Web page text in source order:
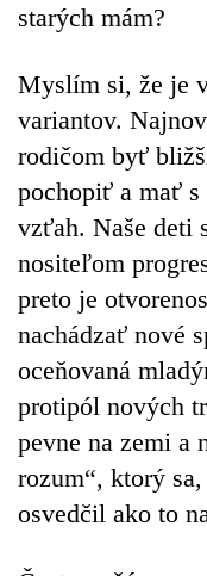
starých mám?
Myslím si, že je
variantov.
rodičom byť
pochopiť a mať
vzťah. Naše deti
nositeľom
preto je
nachádzať nové
oceňovaná
protipól nových
pevne na zemi a
rozum“, ktorý
osvedčil ako to